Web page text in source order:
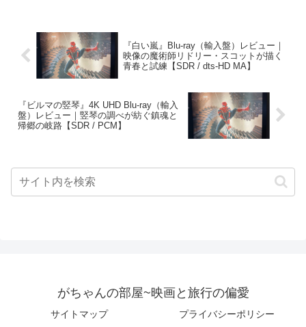
『白い嵐』Blu-ray（輸入盤）レビュー｜
映像の魔術師リドリー・スコットが描く
青春と試練【SDR / dts-HD MA】
『ビルマの竪琴』4K UHD Blu-ray（輸入
盤）レビュー｜竪琴の調べが紡ぐ鎮魂と
帰郷の岐路【SDR / PCM】
がちゃんの部屋~映画と旅行の偏愛
サイトマップ プライバシーポリシー